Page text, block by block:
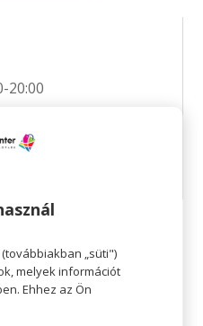
20:00
„süti")
melyek információt
Ehhez az Ön